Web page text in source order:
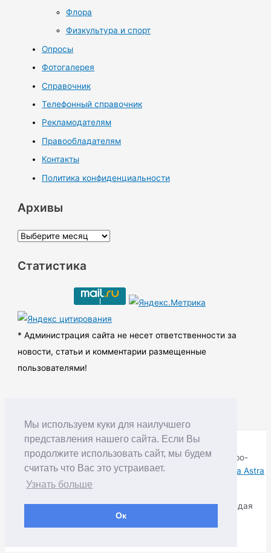
Мы используем куки для наилучшего
представления нашего сайта. Если Вы
продолжите использовать сайт, мы будем
считать что Вас это устраивает.
Узнать больше
Ок
Флора
Физкультура и спорт
Опросы
Фотогалерея
Справочник
Телефонный справочник
Рекламодателям
Правообладателям
Контакты
Политика конфиденциальности
Архивы
А
х
ы
Статистика
* Администрация сайта не несет ответственности за
новости, статьи и комментарии размещенные
пользователями!
Copyright © RUDNIK.MOBI 28.06.2008 - 2026 | Северо-
Енисейский округ Красноярского края | Powered by
Тема Astra
Копирование материалов разрешается только соблюдая
Правила